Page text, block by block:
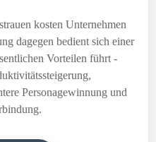
kosten Unternehmen
dagegen bedient sich einer
Vorteilen führt -
Personagewinnung und